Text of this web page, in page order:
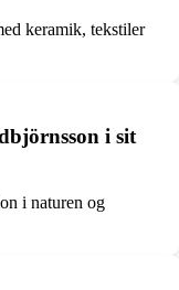
keramik, tekstiler
i sit
i naturen og